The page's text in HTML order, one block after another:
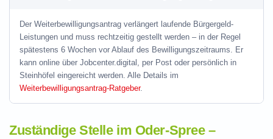
Der Weiterbewilligungsantrag verlängert laufende Bürgergeld-
Leistungen und muss rechtzeitig gestellt werden – in der Regel
spätestens 6 Wochen vor Ablauf des Bewilligungszeitraums. Er
kann online über Jobcenter.digital, per Post oder persönlich in
Steinhöfel eingereicht werden. Alle Details im
Weiterbewilligungsantrag-Ratgeber.
Zuständige Stelle im Oder-Spree –